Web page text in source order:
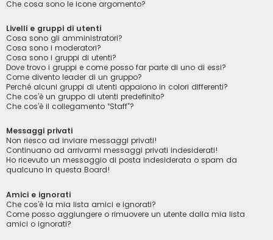
Che cosa sono le icone argomento?
Livelli e gruppi di utenti
Cosa sono gli amministratori?
Cosa sono i moderatori?
Cosa sono i gruppi di utenti?
Dove trovo i gruppi e come posso far parte di uno di essi?
Come divento leader di un gruppo?
Perché alcuni gruppi di utenti appaiono in colori differenti?
Che cos’è un gruppo di utenti predefinito?
Che cos’è il collegamento “Staff”?
Messaggi privati
Non riesco ad inviare messaggi privati!
Continuano ad arrivarmi messaggi privati indesiderati!
Ho ricevuto un messaggio di posta indesiderata o spam da
qualcuno in questa Board!
Amici e ignorati
Che cos’è la mia lista amici e ignorati?
Come posso aggiungere o rimuovere un utente dalla mia lista
amici o ignorati?